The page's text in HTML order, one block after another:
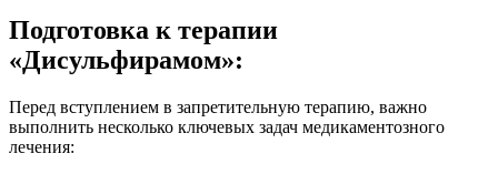
Подготовка к терапии
«Дисульфирамом»:
Перед вступлением в запретительную терапию, важно
выполнить несколько ключевых задач медикаментозного
лечения: